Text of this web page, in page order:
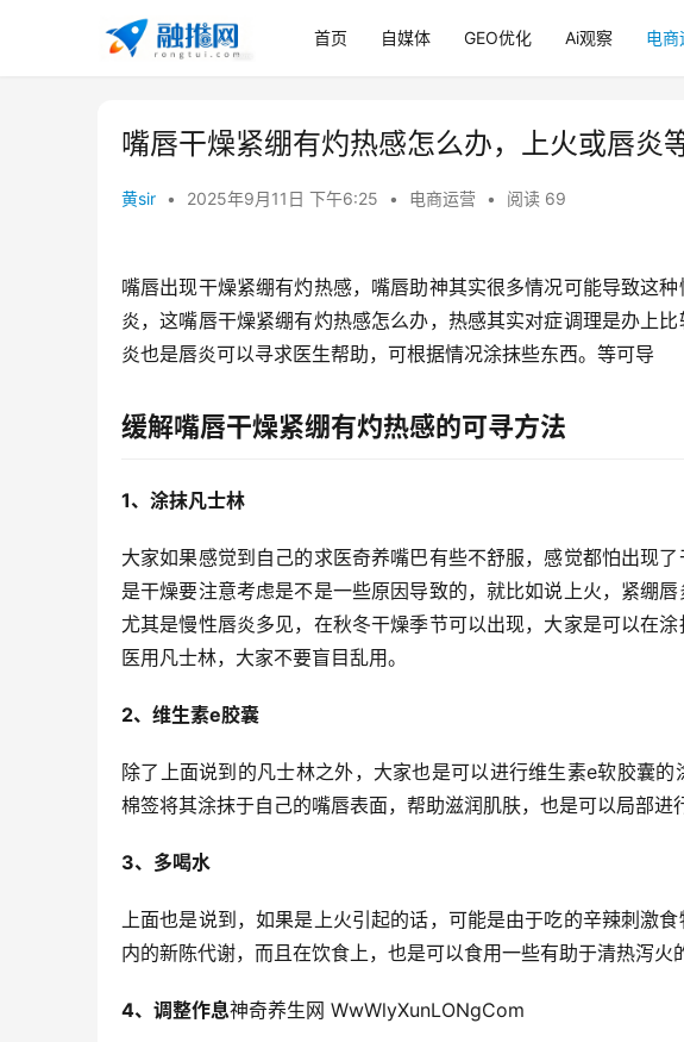
首页 自媒体 GEO优化 Ai观察 电商
嘴唇干燥紧绷有灼热感怎么办，上火或唇炎
黄sir • 2025年9月11日 下午6:25 • 电商运营 • 阅读 69
嘴唇出现干燥紧绷有灼热感，嘴唇助神其实很多情况可能导致这
炎，这嘴唇干燥紧绷有灼热感怎么办，热感其实对症调理是办上
炎也是唇炎可以寻求医生帮助，可根据情况涂抹些东西。等可导
缓解嘴唇干燥紧绷有灼热感的可寻方法
1、涂抹凡士林
大家如果感觉到自己的求医奇养嘴巴有些不舒服，感觉都怕出现
是干燥要注意考虑是不是一些原因导致的，就比如说上火，紧绷
尤其是慢性唇炎多见，在秋冬干燥季节可以出现，大家是可以在
医用凡士林，大家不要盲目乱用。
2、维生素e胶囊
除了上面说到的凡士林之外，大家也是可以进行维生素e软胶囊
棉签将其涂抹于自己的嘴唇表面，帮助滋润肌肤，也是可以局部进
3、多喝水
上面也是说到，如果是上火引起的话，可能是由于吃的辛辣刺激
内的新陈代谢，而且在饮食上，也是可以食用一些有助于清热泻火
4、调整作息神奇养生网 WwWlyXunLONgCom